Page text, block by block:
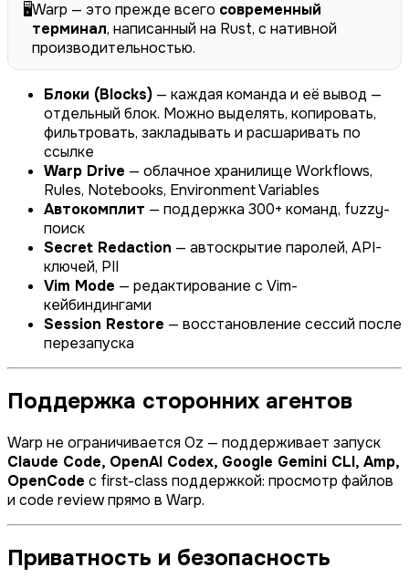
🖥️Warp — это прежде всего современный
терминал, написанный на Rust, с нативной
производительностью.
Блоки (Blocks) — каждая команда и её вывод —
отдельный блок. Можно выделять, копировать,
фильтровать, закладывать и расшаривать по
ссылке
Warp Drive — облачное хранилище Workflows,
Rules, Notebooks, Environment Variables
Автокомплит — поддержка 300+ команд, fuzzy-
поиск
Secret Redaction — автоскрытие паролей, API-
ключей, PII
Vim Mode — редактирование с Vim-
кейбиндингами
Session Restore — восстановление сессий после
перезапуска
Поддержка сторонних агентов
Warp не ограничивается Oz — поддерживает запуск
Claude Code, OpenAI Codex, Google Gemini CLI, Amp,
OpenCode с first-class поддержкой: просмотр файлов
и code review прямо в Warp.
Приватность и безопасность